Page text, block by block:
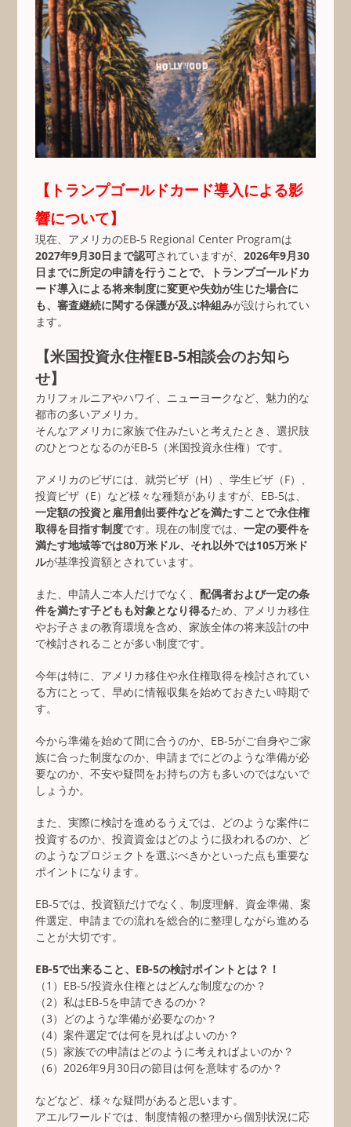
【トランプゴールドカード導入による影
響について】
現在、アメリカのEB-5 Regional Center Programは
2027年9月30日まで認可されていますが、 2026年9月30
日までに所定の申請を行うことで、トランプゴールドカ
ード導入による将来制度に変更や失効が生じた場合に
も、審査継続に関する保護が及ぶ枠組みが設けられてい
ます。
【米国投資永住権EB-5相談会のお知ら
せ】
カリフォルニアやハワイ、ニューヨークなど、魅力的な
都市の多いアメリカ。
そんなアメリカに家族で住みたいと考えたとき、選択肢
のひとつとなるのがEB-5（米国投資永住権）です。
アメリカのビザには、就労ビザ（H）、学生ビザ（F）、
投資ビザ（E）など様々な種類がありますが、EB-5は、
一定額の投資と雇用創出要件などを満たすことで永住権
取得を目指す制度です。現在の制度では、 一定の要件を
満たす地域等では80万米ドル、それ以外では105万米ド
ルが基準投資額とされています。
また、申請人ご本人だけでなく、 配偶者および一定の条
件を満たす子どもも対象となり得るため、アメリカ移住
やお子さまの教育環境を含め、家族全体の将来設計の中
で検討されることが多い制度です。
今年は特に、アメリカ移住や永住権取得を検討されてい
る方にとって、早めに情報収集を始めておきたい時期で
す。
今から準備を始めて間に合うのか、EB-5がご自身やご家
族に合った制度なのか、申請までにどのような準備が必
要なのか、不安や疑問をお持ちの方も多いのではないで
しょうか。
また、実際に検討を進めるうえでは、どのような案件に
投資するのか、投資資金はどのように扱われるのか、ど
のようなプロジェクトを選ぶべきかといった点も重要な
ポイントになります。
EB-5では、投資額だけでなく、制度理解、資金準備、案
件選定、申請までの流れを総合的に整理しながら進める
ことが大切です。
EB-5で出来ること、EB-5の検討ポイントとは？！
（1）EB-5/投資永住権とはどんな制度なのか？
（2）私はEB-5を申請できるのか？
（3）どのような準備が必要なのか？
（4）案件選定では何を見ればよいのか？
（5）家族での申請はどのように考えればよいのか？
（6）2026年9月30日の節目は何を意味するのか？
などなど、様々な疑問があると思います。
アエルワールドでは、制度情報の整理から個別状況に応